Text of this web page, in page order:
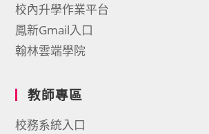
校內升學作業平台
鳳新Gmail入口
翰林雲端學院
教師專區
校務系統入口